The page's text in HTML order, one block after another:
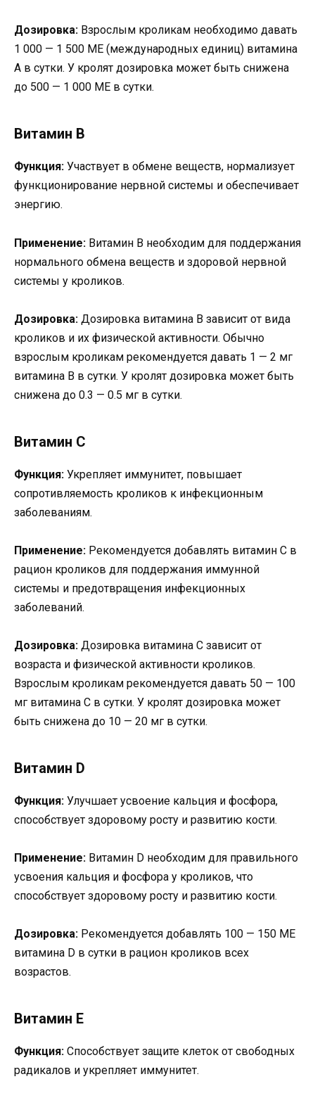
Дозировка: Взрослым кроликам необходимо давать
1 000 — 1 500 МЕ (международных единиц) витамина
А в сутки. У кролят дозировка может быть снижена
до 500 — 1 000 МЕ в сутки.
Витамин B
Функция: Участвует в обмене веществ, нормализует
функционирование нервной системы и обеспечивает
энергию.
Применение: Витамин B необходим для поддержания
нормального обмена веществ и здоровой нервной
системы у кроликов.
Дозировка: Дозировка витамина B зависит от вида
кроликов и их физической активности. Обычно
взрослым кроликам рекомендуется давать 1 — 2 мг
витамина B в сутки. У кролят дозировка может быть
снижена до 0.3 — 0.5 мг в сутки.
Витамин С
Функция: Укрепляет иммунитет, повышает
сопротивляемость кроликов к инфекционным
заболеваниям.
Применение: Рекомендуется добавлять витамин C в
рацион кроликов для поддержания иммунной
системы и предотвращения инфекционных
заболеваний.
Дозировка: Дозировка витамина C зависит от
возраста и физической активности кроликов.
Взрослым кроликам рекомендуется давать 50 — 100
мг витамина C в сутки. У кролят дозировка может
быть снижена до 10 — 20 мг в сутки.
Витамин D
Функция: Улучшает усвоение кальция и фосфора,
способствует здоровому росту и развитию кости.
Применение: Витамин D необходим для правильного
усвоения кальция и фосфора у кроликов, что
способствует здоровому росту и развитию кости.
Дозировка: Рекомендуется добавлять 100 — 150 МЕ
витамина D в сутки в рацион кроликов всех
возрастов.
Витамин Е
Функция: Способствует защите клеток от свободных
радикалов и укрепляет иммунитет.